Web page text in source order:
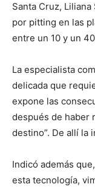
Santa Cruz,
por pitting en las
entre un 10 y un
La especialista
delicada que
expone las
después de haber
destino”. De allí la
Indicó además
esta tecnología,